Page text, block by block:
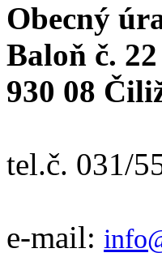
Obecný
Baloň č. 22
930 08
tel.č. 031/
e-mail: